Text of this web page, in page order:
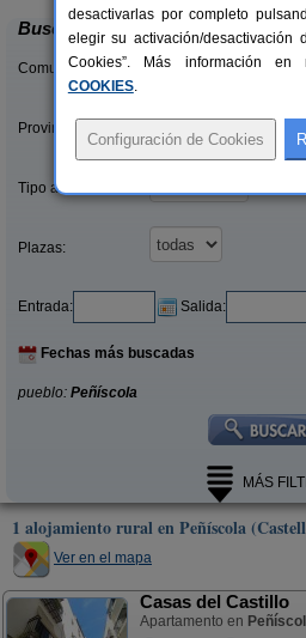
Buscar
Comunidades:
Provincias/Islas:
Tipo alquiler:
Plazas:
Entrada: Salida:
Fechas más buscadas
pueblo: Peñíscola
MÁS
1 alojamiento rural en Peñíscola
Ver en el mapa
Casas del Castillo
Apartamento en
desactivarlas por completo
elegir su activación/desactivación
Cookies”. Más información en
COOKIES.